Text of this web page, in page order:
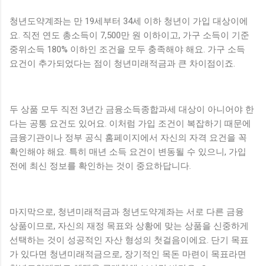
청년도약계좌는 만 19세부터 34세 이하 청년이 가입 대상이에
요. 직전 연도 총소득이 7,500만 원 이하이고, 가구 소득이 기준
중위소득 180% 이하인 조건을 모두 충족해야 해요. 가구 소득
요건이 추가되었다는 점이 청년미래적금과 큰 차이점이죠.
두 상품 모두 직전 3년간 금융소득종합과세 대상이 아니어야 한
다는 공통 요건도 있어요. 이처럼 가입 조건이 복잡하기 때문에
금융기관이나 정부 공식 홈페이지에서 자신의 자격 요건을 꼭
확인해야 해요. 특히 매년 소득 요건이 변동될 수 있으니, 가입
전에 최신 정보를 확인하는 것이 중요하답니다.
마지막으로, 청년미래적금과 청년도약계좌는 서로 다른 금융
상품이므로, 자신의 재정 목표와 상황에 맞는 상품을 신중하게
선택하는 것이 성공적인 자산 형성의 첫걸음이에요. 단기 목표
가 있다면 청년미래적금으로, 장기적인 목돈 마련이 목표라면